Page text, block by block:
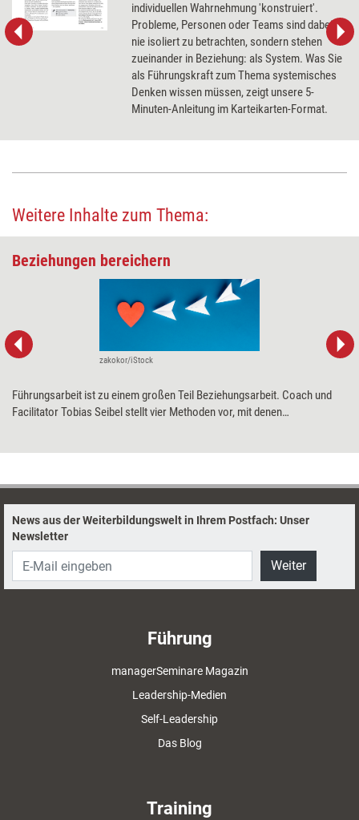
individuellen Wahrnehmung 'konstruiert'.
Probleme, Personen oder Teams sind dabei
nie isoliert zu betrachten, sondern stehen
zueinander in Beziehung: als System. Was Sie
als Führungskraft zum Thema systemisches
Denken wissen müssen, zeigt unsere 5-
Minuten-Anleitung im Karteikarten-Format.
Weitere Inhalte zum Thema:
Beziehungen bereichern
zakokor/iStock
Führungsarbeit ist zu einem großen Teil Beziehungsarbeit. Coach und
Facilitator Tobias Seibel stellt vier Methoden vor, mit denen
News aus der Weiterbildungswelt in Ihrem Postfach: Unser
Newsletter
Weiter
Führung
managerSeminare Magazin
Leadership-Medien
Self-Leadership
Das Blog
Training